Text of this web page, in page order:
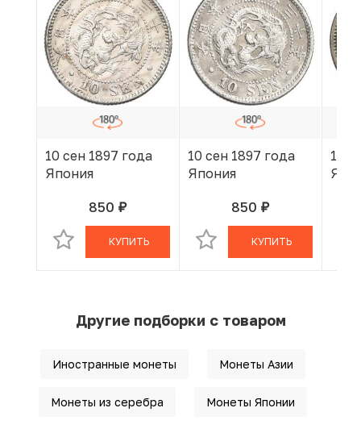
10 сен 1897 года
Япония
850 руб.
В КОРЗИНЕ
КУПИТЬ
10 сен 1897 года
Япония
850 руб.
В КОРЗИНЕ
КУПИТЬ
10
Другие подборки с товаром
Иностранные монеты Монеты Азии
Монеты из серебра Монеты Японии